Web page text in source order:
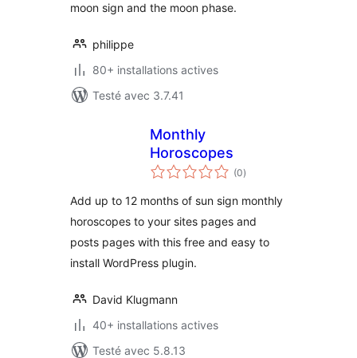
moon sign and the moon phase.
philippe
80+ installations actives
Testé avec 3.7.41
Monthly
Horoscopes
(0notes
en
)
Add up to 12 months of sun sign monthly
horoscopes to your sites pages and
posts pages with this free and easy to
install WordPress plugin.
David Klugmann
40+ installations actives
Testé avec 5.8.13